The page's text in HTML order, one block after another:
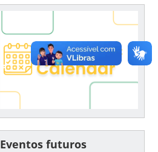
Eventos futuros